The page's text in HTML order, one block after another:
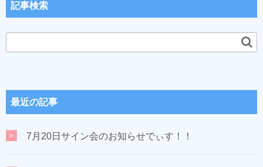
記事検索
最近の記事
7月20日サイン会のお知らせでぃす！！